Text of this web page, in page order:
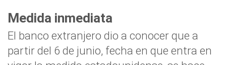
Medida inmediata
El banco extranjero dio a conocer que a
partir del 6 de junio, fecha en que entra en